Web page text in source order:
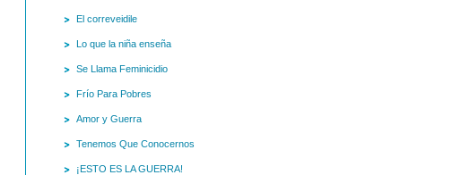
El correveidile
Lo que la niña enseña
Se Llama Feminicidio
Frío Para Pobres
Amor y Guerra
Tenemos Que Conocernos
¡ESTO ES LA GUERRA!